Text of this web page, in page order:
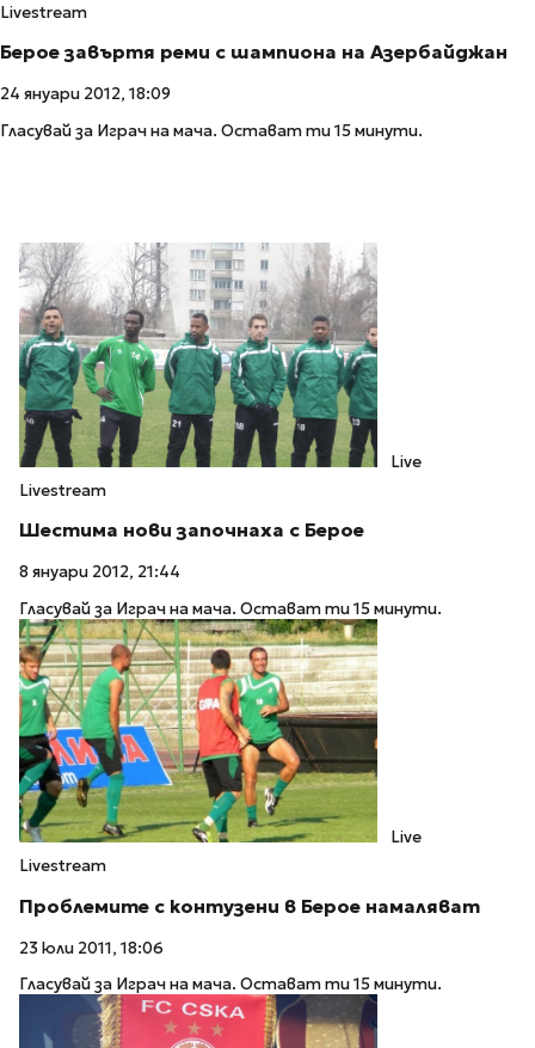
Livestream
Берое завъртя реми с шампиона на Азербайджан
24 януари 2012, 18:09
Гласувай за Играч на мача. Остават ти 15 минути.
Live
Livestream
Шестима нови започнаха с Берое
8 януари 2012, 21:44
Гласувай за Играч на мача. Остават ти 15 минути.
Live
Livestream
Проблемите с контузени в Берое намаляват
23 юли 2011, 18:06
Гласувай за Играч на мача. Остават ти 15 минути.